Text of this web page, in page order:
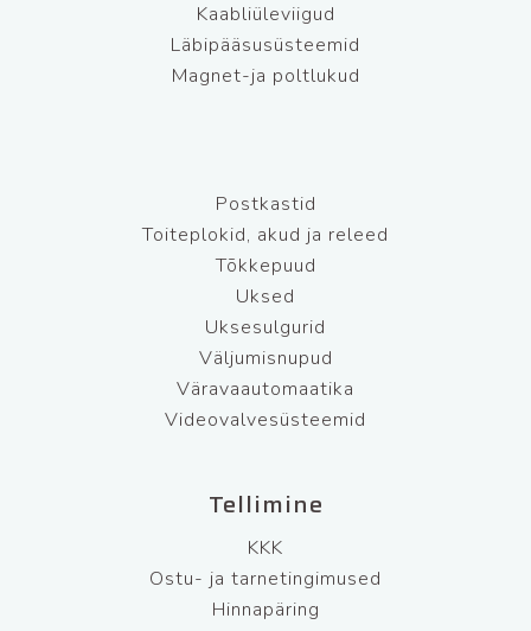
Kaabliüleviigud
Läbipääsusüsteemid
Magnet-ja poltlukud
Postkastid
Toiteplokid, akud ja releed
Tõkkepuud
Uksed
Uksesulgurid
Väljumisnupud
Väravaautomaatika
Videovalvesüsteemid
Tellimine
KKK
Ostu- ja tarnetingimused
Hinnapäring